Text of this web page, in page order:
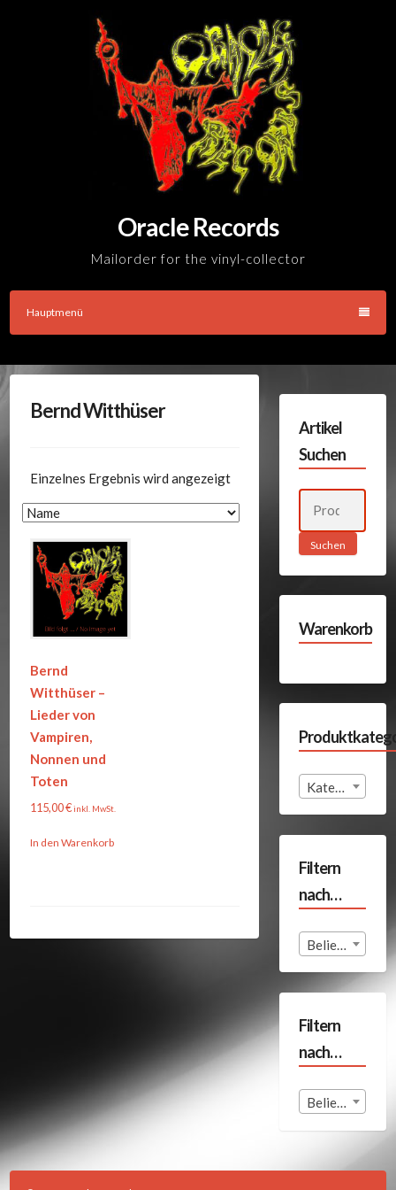
Oracle Records
Mailorder for the vinyl-collector
Hauptmenü
Bernd Witthüser
Einzelnes Ergebnis wird angezeigt
Bernd
Witthüser –
Lieder von
Vampiren,
Nonnen und
Toten
115,00€inkl. MwSt.
In den Warenkorb
Artikel
Suchen
Suchen
Warenkorb
Kategorie auswählen
Filtern
nach…
Beliebige Format
Filtern
nach…
Beliebige Land